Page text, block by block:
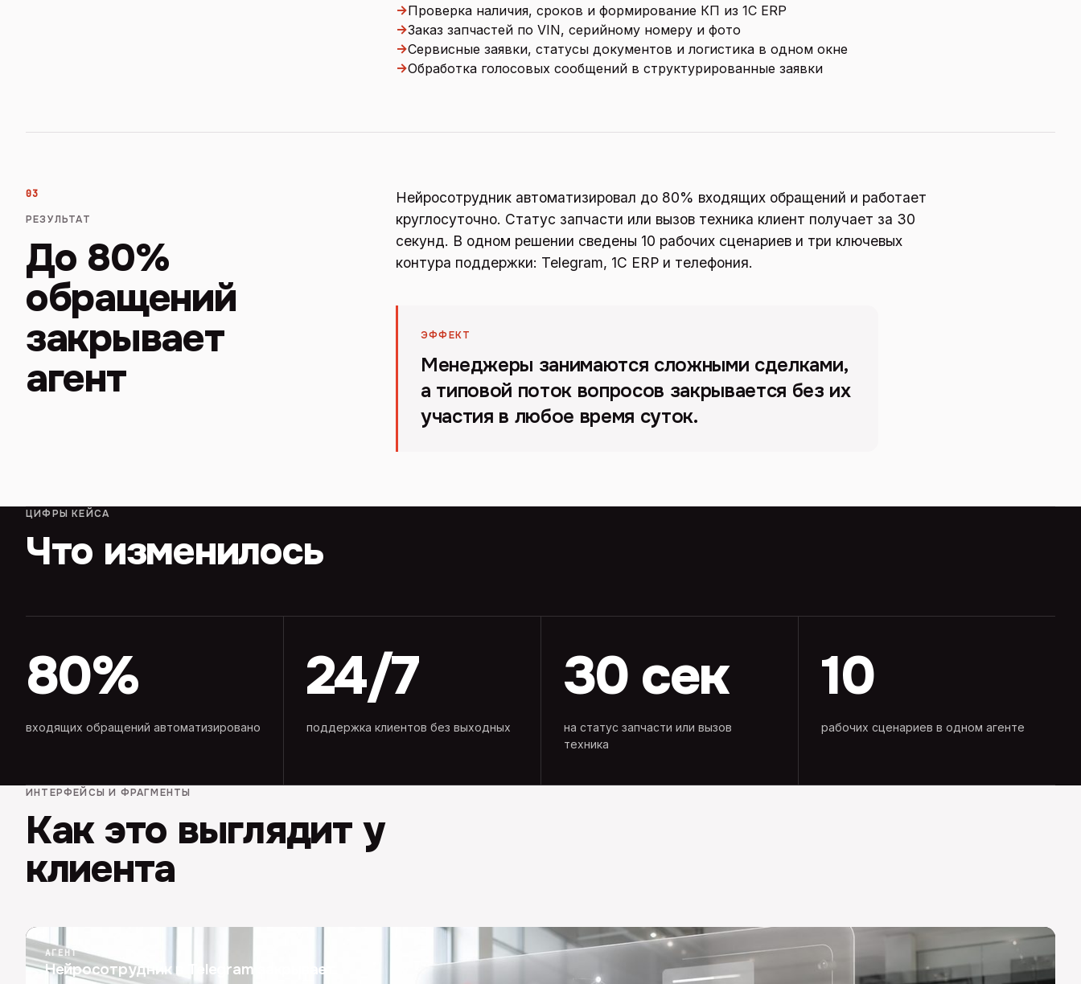
→Проверка наличия, сроков и формирование КП из 1С ERP
→Заказ запчастей по VIN, серийному номеру и фото
→Сервисные заявки, статусы документов и логистика в одном окне
→Обработка голосовых сообщений в структурированные заявки
03
РЕЗУЛЬТАТ
До 80%
обращений
закрывает
агент
Нейросотрудник автоматизировал до 80% входящих обращений и работает
круглосуточно. Статус запчасти или вызов техника клиент получает за 30
секунд. В одном решении сведены 10 рабочих сценариев и три ключевых
контура поддержки: Telegram, 1С ERP и телефония.
ЭФФЕКТ
Менеджеры занимаются сложными сделками,
а типовой поток вопросов закрывается без их
участия в любое время суток.
ЦИФРЫ КЕЙСА
Что изменилось
80%
входящих обращений автоматизировано
24/7
поддержка клиентов без выходных
30 сек
на статус запчасти или вызов
техника
10
рабочих сценариев в одном агенте
ИНТЕРФЕЙСЫ И ФРАГМЕНТЫ
Как это выглядит у
клиента
АГЕНТ
Нейросотрудник в Telegram закрывает